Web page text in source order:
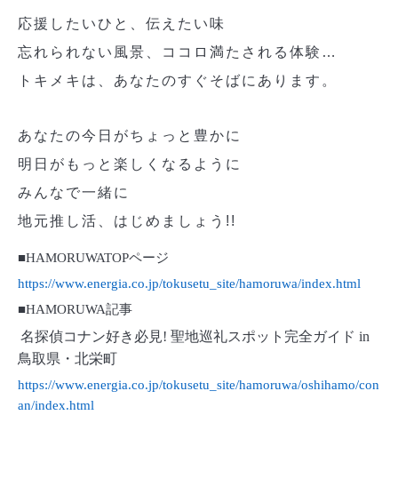
応援したいひと、伝えたい味
忘れられない風景、ココロ満たされる体験…
トキメキは、あなたのすぐそばにあります。
あなたの今日がちょっと豊かに
明日がもっと楽しくなるように
みんなで一緒に
地元推し活、はじめましょう!!
■HAMORUWATOPページ
https://www.energia.co.jp/tokusetu_site/hamoruwa/index.html
■HAMORUWA記事
名探偵コナン好き必見! 聖地巡礼スポット完全ガイド in
鳥取県・北栄町
https://www.energia.co.jp/tokusetu_site/hamoruwa/oshihamo/con
an/index.html